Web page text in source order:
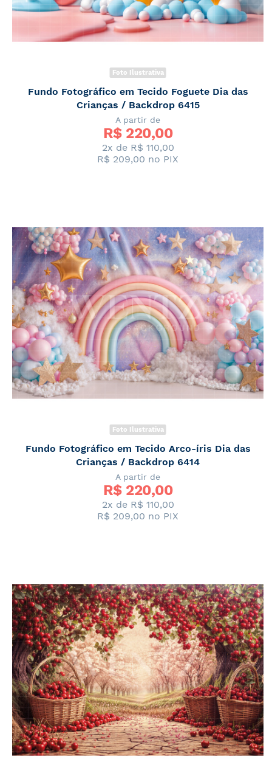
Foto Ilustrativa
Fundo Fotográfico em Tecido Foguete Dia das
Crianças / Backdrop 6415
A partir de
R$ 220,00
2x de R$ 110,00
R$ 209,00 no PIX
Foto Ilustrativa
Fundo Fotográfico em Tecido Arco-íris Dia das
Crianças / Backdrop 6414
A partir de
R$ 220,00
2x de R$ 110,00
R$ 209,00 no PIX